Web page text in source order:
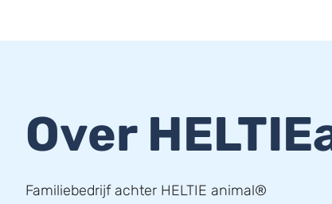
Over
Familiebedrijf achter HELTIE animal®